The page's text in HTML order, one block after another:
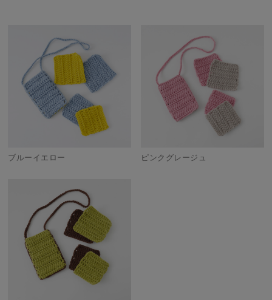
ブルーイエロー ピンクグレージュ